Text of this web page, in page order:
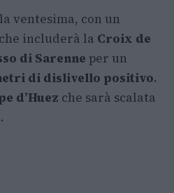
ventesima, con un
che includerà la Croix de
di Sarenne per un
di dislivello positivo.
d’Huez che sarà scalata